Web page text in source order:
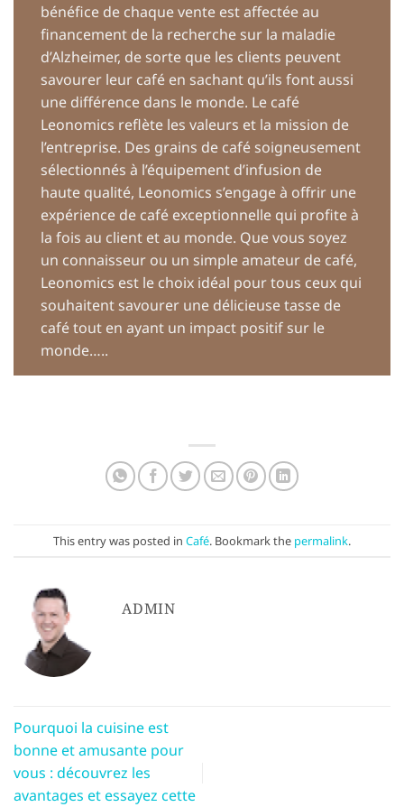
bénéfice de chaque vente est affectée au
financement de la recherche sur la maladie
d’Alzheimer, de sorte que les clients peuvent
savourer leur café en sachant qu’ils font aussi
une différence dans le monde. Le café
Leonomics reflète les valeurs et la mission de
l’entreprise. Des grains de café soigneusement
sélectionnés à l’équipement d’infusion de
haute qualité, Leonomics s’engage à offrir une
expérience de café exceptionnelle qui profite à
la fois au client et au monde. Que vous soyez
un connaisseur ou un simple amateur de café,
Leonomics est le choix idéal pour tous ceux qui
souhaitent savourer une délicieuse tasse de
café tout en ayant un impact positif sur le
monde…..
This entry was posted in Café. Bookmark the permalink.
ADMIN
Pourquoi la cuisine est
bonne et amusante pour
vous : découvrez les
avantages et essayez cette